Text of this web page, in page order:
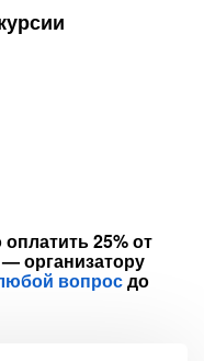
25% от
организатору
вопросдо